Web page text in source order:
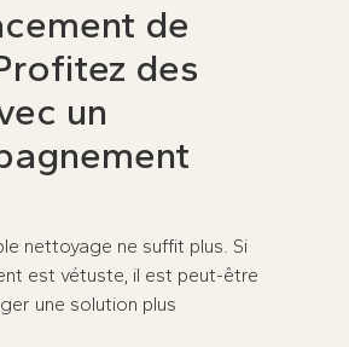
de
des
un
nettoyage ne suffit plus. Si
est vétuste, il est peut-être
une solution plus